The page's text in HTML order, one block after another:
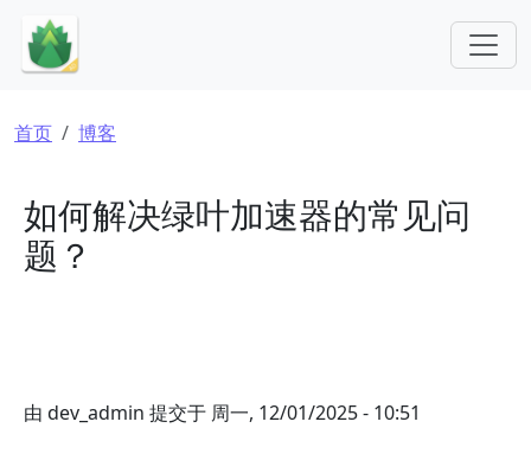
跳转到主要内容
面包屑
首页 博客
如何解决绿叶加速器的常见问
题？
由 dev_admin 提交于 周一, 12/01/2025 - 10:51